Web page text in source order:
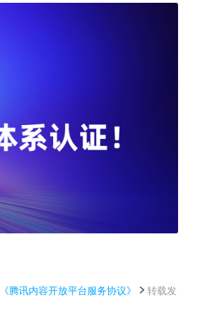
《腾讯内容开放平台服务协议》
转载发